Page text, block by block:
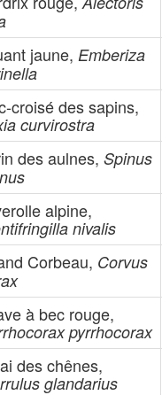
jaune, Emberiza
croisé des sapins,
curvirostra
des aulnes, Spinus
alpine,
nivalis
Corbeau, Corvus
à bec rouge,
pyrrhocorax
des chênes,
glandarius